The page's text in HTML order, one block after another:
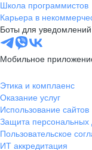
Школа программистов
Карьера в
Боты для уведомлений
Мобильное
Этика и комплаенс
Оказание услуг
Использование сайтов
Защита персональных
Пользовательское
ИТ аккредитация